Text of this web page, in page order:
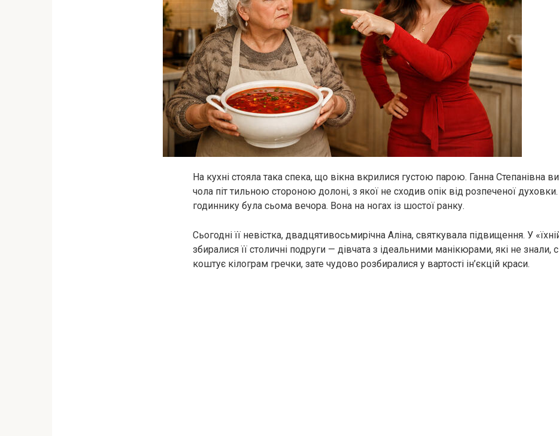
На кухні стояла така спека, що вікна вкрилися густою парою. Ганна Степанівна
чола піт тильною стороною долоні, з якої не сходив опік від розпеченої
годиннику була сьома вечора. Вона на ногах із шостої ранку.
Сьогодні її невістка, двадцятивосьмирічна Аліна, святкувала підвищення. У
збиралися її столичні подруги — дівчата з ідеальними манікюрами, які не знали,
коштує кілограм гречки, зате чудово розбиралися у вартості ін’єкцій краси.